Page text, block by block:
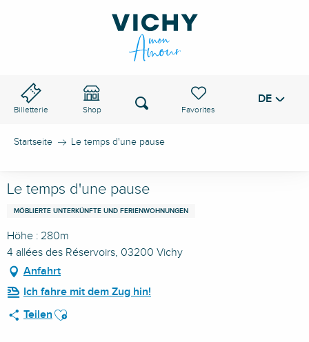
Billetterie Shop
Voir les favoris
Suche DE
Startseite Le temps d'une pause
Le temps d'une pause
MÖBLIERTE UNTERKÜNFTE UND FERIENWOHNUNGEN
Höhe : 280m
4 allées des Réservoirs, 03200 Vichy
Anfahrt
Ich fahre mit dem Zug hin!
Teilen Ajouter aux favoris